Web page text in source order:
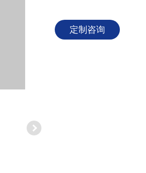
定制咨询